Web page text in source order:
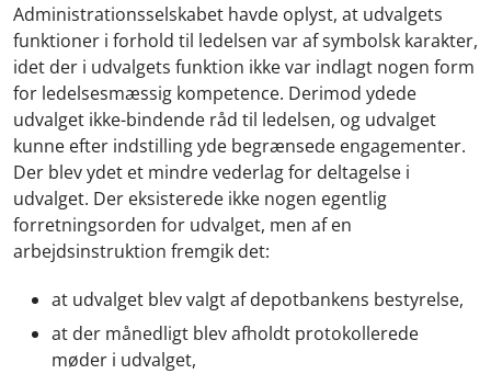
Administrationsselskabet havde oplyst, at udvalgets
funktioner i forhold til ledelsen var af symbolsk karakter,
idet der i udvalgets funktion ikke var indlagt nogen form
for ledelsesmæssig kompetence. Derimod ydede
udvalget ikke-bindende råd til ledelsen, og udvalget
kunne efter indstilling yde begrænsede engagementer.
Der blev ydet et mindre vederlag for deltagelse i
udvalget. Der eksisterede ikke nogen egentlig
forretningsorden for udvalget, men af en
arbejdsinstruktion fremgik det:
at udvalget blev valgt af depotbankens bestyrelse,
at der månedligt blev afholdt protokollerede
møder i udvalget,